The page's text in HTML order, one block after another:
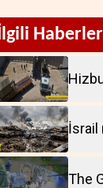
İlgili Haberler
İsrail
The